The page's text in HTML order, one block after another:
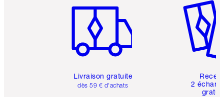
Livraison gratuite
dès 59 € d'achats
2